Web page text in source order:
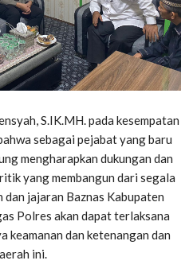
S.IK.MH. pada kesempatan
sebagai pejabat yang baru
mengharapkan dukungan dan
yang membangun dari segala
jajaran Baznas Kabupaten
Polres akan dapat terlaksana
keamanan dan ketenangan dan
ini.